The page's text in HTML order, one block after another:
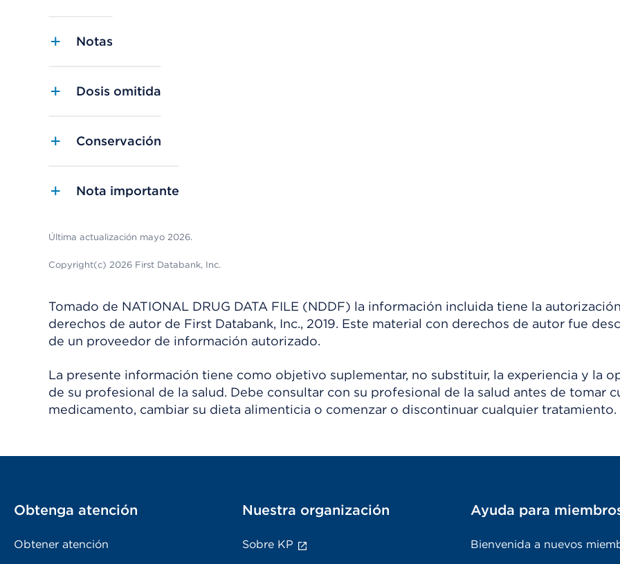
Notas
Dosis omitida
Conservación
Nota importante
Última actualización mayo 2026.
Copyright(c) 2026 First Databank, Inc.
Tomado de NATIONAL DRUG DATA FILE (NDDF) la información incluida tiene la
derechos de autor de First Databank, Inc., 2019. Este material con derechos de autor fue
de un proveedor de información autorizado.
La presente información tiene como objetivo suplementar, no substituir, la experiencia y la
de su profesional de la salud. Debe consultar con su profesional de la salud antes de tomar
medicamento, cambiar su dieta alimenticia o comenzar o discontinuar cualquier tratamiento.
Obtenga atención
Obtener atención
Nuestra organización
Sobre KP
Ayuda para
Bienvenida a nuevos